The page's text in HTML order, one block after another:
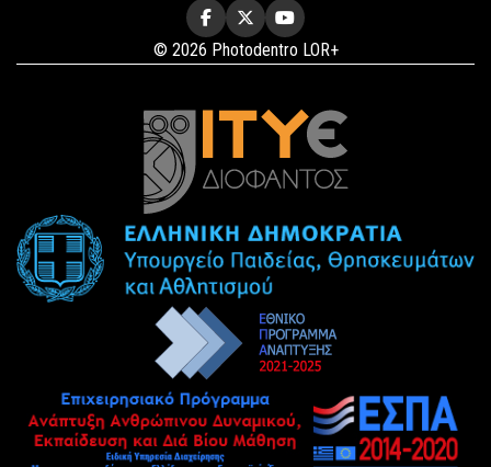
© 2026 Photodentro LOR+